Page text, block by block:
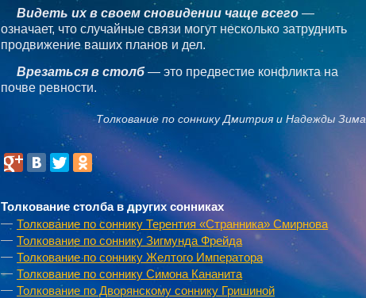
Видеть их в своем сновидении чаще всего —
означает, что случайные связи могут несколько затруднить
продвижение ваших планов и дел.
Врезаться в столб— это предвестие конфликта на
почве ревности.
Толкование по соннику Дмитрия и Надежды Зима
Толкование столба в других сонниках
Толкование по соннику Терентия «Странника» Смирнова
Толкование по соннику Зигмунда Фрейда
Толкование по соннику Желтого Императора
Толкование по соннику Симона Кананита
Толкование по Дворянскому соннику Гришиной